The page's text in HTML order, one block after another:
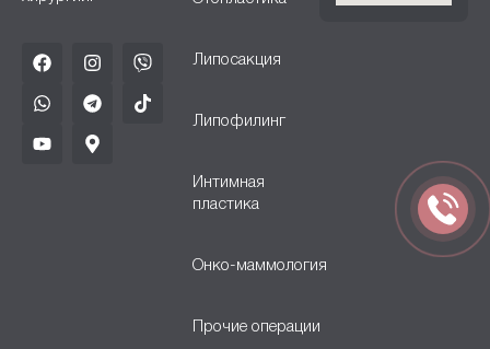
Липосакция
Липофилинг
Интимная
пластика
Онко-маммология
Прочие операции